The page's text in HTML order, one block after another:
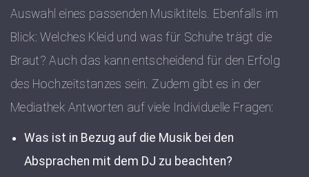
Auswahl eines passenden Musiktitels. Ebenfalls im
Blick: Welches Kleid und was für Schuhe trägt die
Braut? Auch das kann entscheidend für den Erfolg
des Hochzeitstanzes sein. Zudem gibt es in der
Mediathek Antworten auf viele Individuelle Fragen:
Was ist in Bezug auf die Musik bei den
Absprachen mit dem DJ zu beachten?